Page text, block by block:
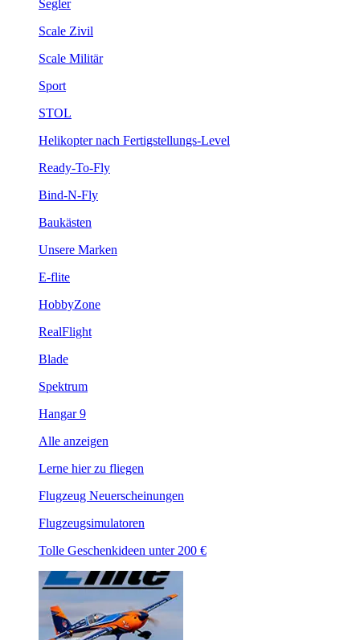
Segler
Scale Zivil
Scale Militär
Sport
STOL
Helikopter nach Fertigstellungs-Level
Ready-To-Fly
Bind-N-Fly
Baukästen
Unsere Marken
E-flite
HobbyZone
RealFlight
Blade
Spektrum
Hangar 9
Alle anzeigen
Lerne hier zu fliegen
Flugzeug Neuerscheinungen
Flugzeugsimulatoren
Tolle Geschenkideen unter 200 €